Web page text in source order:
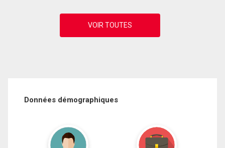
Données démographiques